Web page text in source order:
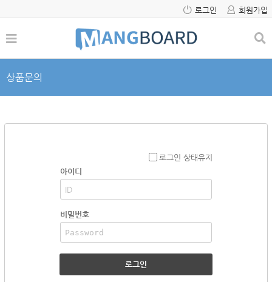
로그인 회원가입
상품문의
로그인 상태유지
아이디
비밀번호
로그인